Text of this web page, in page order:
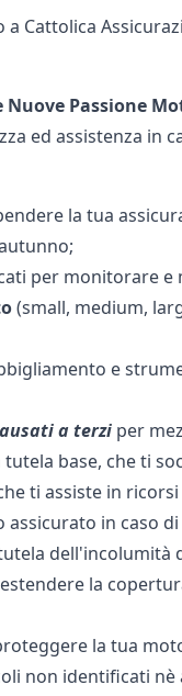
a Cattolica
Passione
ed assistenza in
la tua
per monitorare e
(small, medium,
e
a terziper
tutela base, che ti
ti assiste in
in caso di
dell'incolumità
la
la tua
non identificati nè